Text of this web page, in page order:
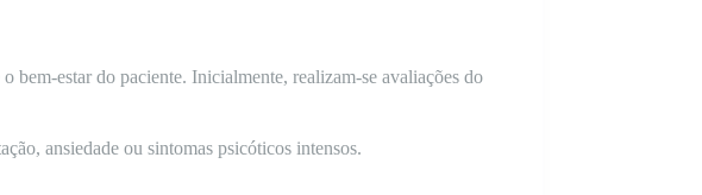
bem-estar do paciente. Inicialmente, realizam-se avaliações do
ansiedade ou sintomas psicóticos intensos.